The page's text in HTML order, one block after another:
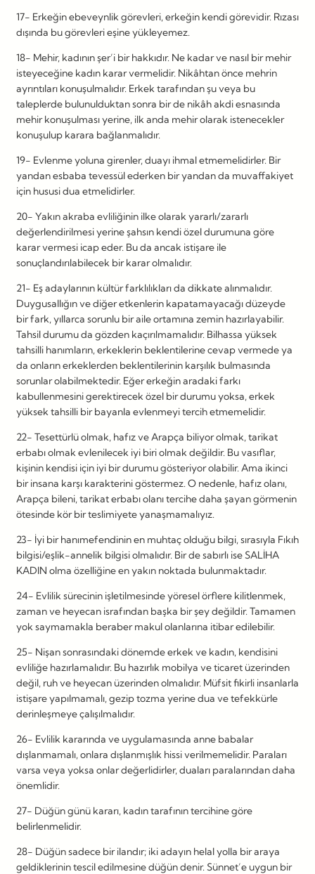
17- Erkeğin ebeveynlik görevleri, erkeğin kendi görevidir. Rızası
dışında bu görevleri eşine yükleyemez.
18- Mehir, kadının şer’i bir hakkıdır. Ne kadar ve nasıl bir mehir
isteyeceğine kadın karar vermelidir. Nikâhtan önce mehrin
ayrıntıları konuşulmalıdır. Erkek tarafından şu veya bu
taleplerde bulunulduktan sonra bir de nikâh akdi esnasında
mehir konuşulması yerine, ilk anda mehir olarak istenecekler
konuşulup karara bağlanmalıdır.
19- Evlenme yoluna girenler, duayı ihmal etmemelidirler. Bir
yandan esbaba tevessül ederken bir yandan da muvaffakiyet
için hususi dua etmelidirler.
20- Yakın akraba evliliğinin ilke olarak yararlı/zararlı
değerlendirilmesi yerine şahsın kendi özel durumuna göre
karar vermesi icap eder. Bu da ancak istişare ile
sonuçlandırılabilecek bir karar olmalıdır.
21- Eş adaylarının kültür farklılıkları da dikkate alınmalıdır.
Duygusallığın ve diğer etkenlerin kapatamayacağı düzeyde
bir fark, yıllarca sorunlu bir aile ortamına zemin hazırlayabilir.
Tahsil durumu da gözden kaçırılmamalıdır. Bilhassa yüksek
tahsilli hanımların, erkeklerin beklentilerine cevap vermede ya
da onların erkeklerden beklentilerinin karşılık bulmasında
sorunlar olabilmektedir. Eğer erkeğin aradaki farkı
kabullenmesini gerektirecek özel bir durumu yoksa, erkek
yüksek tahsilli bir bayanla evlenmeyi tercih etmemelidir.
22- Tesettürlü olmak, hafız ve Arapça biliyor olmak, tarikat
erbabı olmak evlenilecek iyi biri olmak değildir. Bu vasıflar,
kişinin kendisi için iyi bir durumu gösteriyor olabilir. Ama ikinci
bir insana karşı karakterini göstermez. O nedenle, hafız olanı,
Arapça bileni, tarikat erbabı olanı tercihe daha şayan görmenin
ötesinde kör bir teslimiyete yanaşmamalıyız.
23- İyi bir hanımefendinin en muhtaç olduğu bilgi, sırasıyla Fıkıh
bilgisi/eşlik-annelik bilgisi olmalıdır. Bir de sabırlı ise SALİHA
KADIN olma özelliğine en yakın noktada bulunmaktadır.
24- Evlilik sürecinin işletilmesinde yöresel örflere kilitlenmek,
zaman ve heyecan israfından başka bir şey değildir. Tamamen
yok saymamakla beraber makul olanlarına itibar edilebilir.
25- Nişan sonrasındaki dönemde erkek ve kadın, kendisini
evliliğe hazırlamalıdır. Bu hazırlık mobilya ve ticaret üzerinden
değil, ruh ve heyecan üzerinden olmalıdır. Müfsit fikirli insanlarla
istişare yapılmamalı, gezip tozma yerine dua ve tefekkürle
derinleşmeye çalışılmalıdır.
26- Evlilik kararında ve uygulamasında anne babalar
dışlanmamalı, onlara dışlanmışlık hissi verilmemelidir. Paraları
varsa veya yoksa onlar değerlidirler, duaları paralarından daha
önemlidir.
27- Düğün günü kararı, kadın tarafının tercihine göre
belirlenmelidir.
28- Düğün sadece bir ilandır; iki adayın helal yolla bir araya
geldiklerinin tescil edilmesine düğün denir. Sünnet’e uygun bir